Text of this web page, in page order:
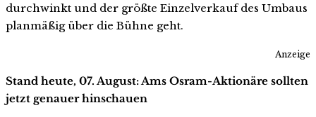
durchwinkt und der größte Einzelverkauf des Umbaus
planmäßig über die Bühne geht.
Anzeige
Stand heute, 07. August: Ams Osram-Aktionäre sollten
jetzt genauer hinschauen